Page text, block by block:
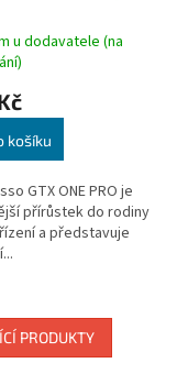
u dodavatele (na
košíku
GTX ONE PRO je
přírůstek do rodiny
a představuje
PRODUKTY